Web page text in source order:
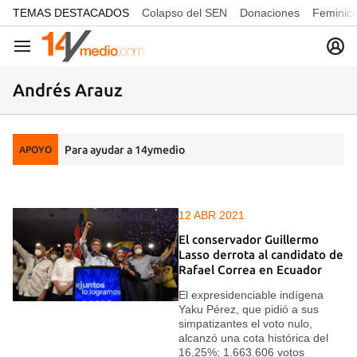
common.go-to-content
TEMAS DESTACADOS Colapso del SEN Donaciones
Navegación
Andrés Arauz
APOYO Para ayudar a 14ymedio
12 ABR 2021
El conservador Guillermo
Lasso derrota al candidato de
Rafael Correa en Ecuador
El expresidenciable indígena
Yaku Pérez, que pidió a sus
simpatizantes el voto nulo,
alcanzó una cota histórica del
16,25%; 1.663.606 votos